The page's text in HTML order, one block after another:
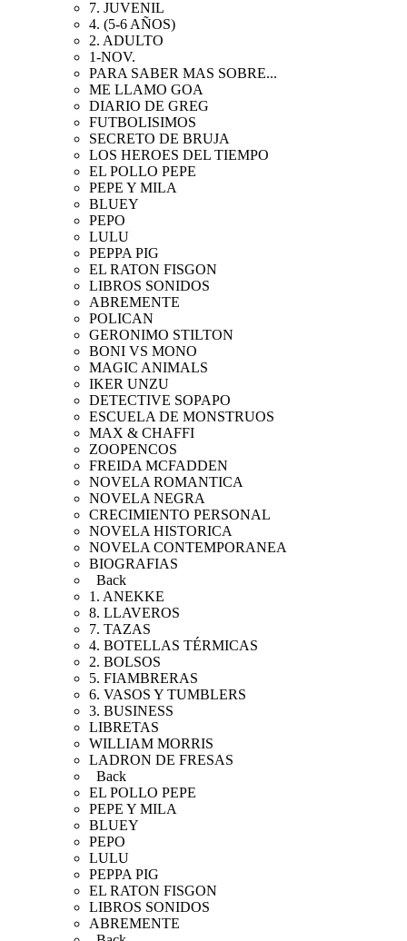
7. JUVENIL
4. (5-6 AÑOS)
2. ADULTO
1-NOV.
PARA SABER MAS SOBRE...
ME LLAMO GOA
DIARIO DE GREG
FUTBOLISIMOS
SECRETO DE BRUJA
LOS HEROES DEL TIEMPO
EL POLLO PEPE
PEPE Y MILA
BLUEY
PEPO
LULU
PEPPA PIG
EL RATON FISGON
LIBROS SONIDOS
ABREMENTE
POLICAN
GERONIMO STILTON
BONI VS MONO
MAGIC ANIMALS
IKER UNZU
DETECTIVE SOPAPO
ESCUELA DE MONSTRUOS
MAX & CHAFFI
ZOOPENCOS
FREIDA MCFADDEN
NOVELA ROMANTICA
NOVELA NEGRA
CRECIMIENTO PERSONAL
NOVELA HISTORICA
NOVELA CONTEMPORANEA
BIOGRAFIAS
Back
1. ANEKKE
8. LLAVEROS
7. TAZAS
4. BOTELLAS TÉRMICAS
2. BOLSOS
5. FIAMBRERAS
6. VASOS Y TUMBLERS
3. BUSINESS
LIBRETAS
WILLIAM MORRIS
LADRON DE FRESAS
Back
EL POLLO PEPE
PEPE Y MILA
BLUEY
PEPO
LULU
PEPPA PIG
EL RATON FISGON
LIBROS SONIDOS
ABREMENTE